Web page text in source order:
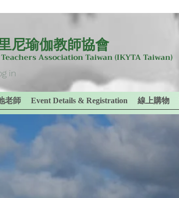
尼瑜伽教師協會
Association Taiwan(IKYTA Taiwan)
in
老師 Event Details & Registration 線上購物